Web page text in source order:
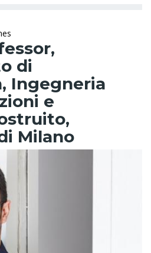
di
Ingegneria
e
Milano